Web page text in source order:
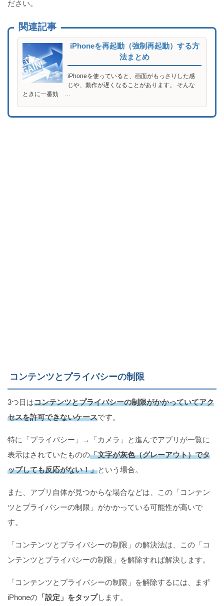
ださい。
関連記事
iPhoneを再起動（強制再起動）する方
法まとめ
iPhoneを使っていると、画面がもっさりした感
じや、動作が遅くなることがあります。 そんな
ときに一番効 …
コンテンツとプライバシーの制限
3つ目はコンテンツとプライバシーの制限がかかっていてアク
セスを許可できないケースです。
特に「プライバシー」→「カメラ」と進んでアプリが一覧に
表示はされていたものの「文字が灰色（グレーアウト）でタ
ップしても反応がない！」という場合。
また、アプリ自体が見つからな場合などは、この「コンテン
ツとプライバシーの制限」がかかっている可能性が高いで
す。
「コンテンツとプライバシーの制限」の解決法は、この「コ
ンテンツとプライバシーの制限」を解除すれば解決します。
「コンテンツとプライバシーの制限」を解除するには、まず
iPhoneの 「設定」をタップします。